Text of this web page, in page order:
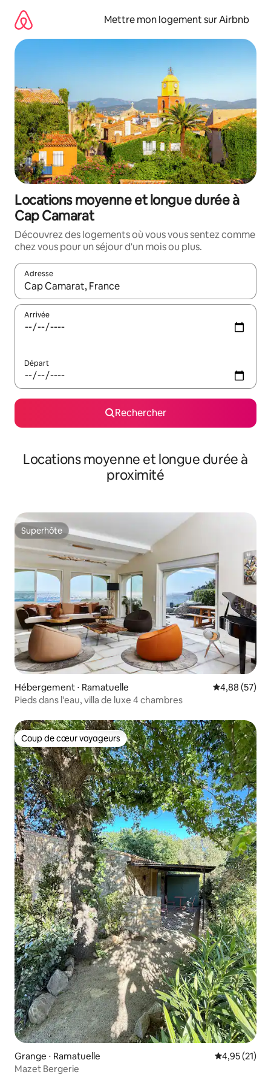
directement
contenu
Mettre mon logement sur Airbnb
Locations moyenne et longue durée à
Cap Camarat
Découvrez des logements où vous vous sentez comme
chez vous pour un séjour d'un mois ou plus.
Adresse
Lorsque les résultats s'affichent, utilisez les flèches vers le
Arrivée
Départ
Rechercher
Locations moyenne et longue durée à
proximité
Superhôte
Superhôte
Hébergement ⋅ Ramatuelle Évaluation
4,88 (57)
Pieds dans l'eau, villa de luxe 4 chambres
Coup de cœur voyageurs
Coup de cœur voyageurs
Grange ⋅ Ramatuelle Évaluation
4,95 (21)
Mazet Bergerie